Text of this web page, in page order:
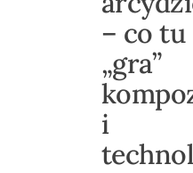
– co tu
„gra”
i